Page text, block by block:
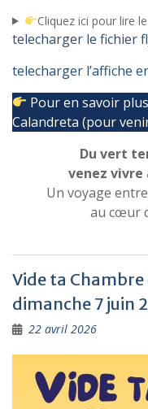
Cliquez ici pour lire
telecharger le fichier
telecharger l’affiche
Pour en savoir
Calandreta (pour
Du vert
venez vivre
Un voyage
au cœur
Vide ta
dimanche 7 juin
22 avril 2026